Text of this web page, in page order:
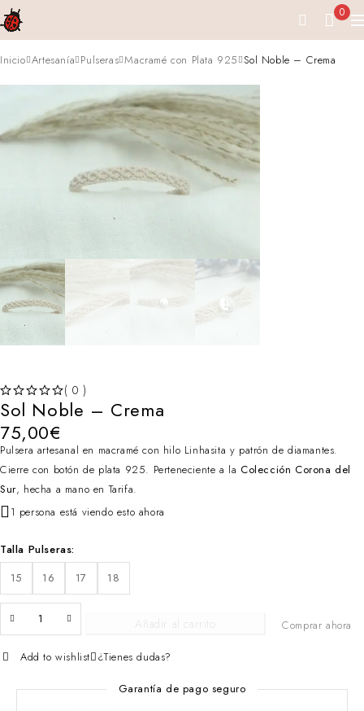
0
Inicio Artesanía Pulseras Macramé con Plata 925 Sol Noble – Crema
( 0 )
Sol Noble – Crema
75,00€
Pulsera artesanal en macramé con hilo Linhasita y patrón de diamantes.
Cierre con botón de plata 925. Perteneciente a la Colección Corona del
Sur, hecha a mano en Tarifa.
1 persona está viendo esto ahora
Talla Pulseras
15
16 17 18
Añadir al carrito Comprar ahora
Add to wishlist ¿Tienes dudas?
Garantía de pago seguro